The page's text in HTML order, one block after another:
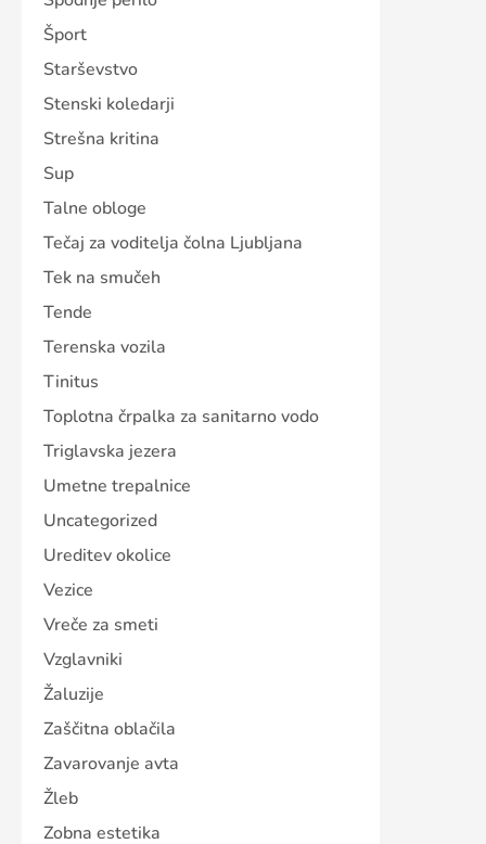
Šport
Starševstvo
Stenski koledarji
Strešna kritina
Sup
Talne obloge
Tečaj za voditelja čolna Ljubljana
Tek na smučeh
Tende
Terenska vozila
Tinitus
Toplotna črpalka za sanitarno vodo
Triglavska jezera
Umetne trepalnice
Uncategorized
Ureditev okolice
Vezice
Vreče za smeti
Vzglavniki
Žaluzije
Zaščitna oblačila
Zavarovanje avta
Žleb
Zobna estetika